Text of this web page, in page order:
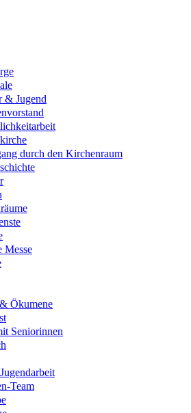
& Jugend
durch den Kirchenraum
Messe
Ökumene
Seniorinnen
Team